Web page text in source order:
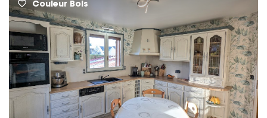
Couleur Bois